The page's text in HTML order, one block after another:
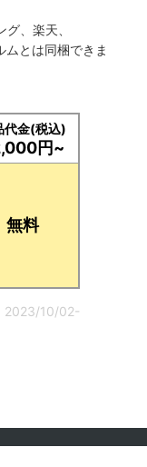
、楽天、
とは同梱できま
代金(税込)
円~
無料
2023/10/02-